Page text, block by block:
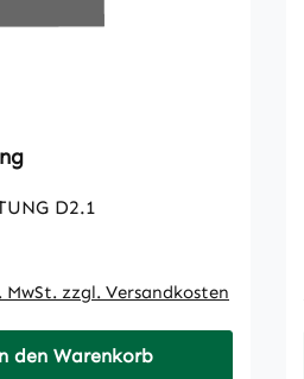
D2.1
MwSt. zzgl. Versandkosten
den Warenkorb